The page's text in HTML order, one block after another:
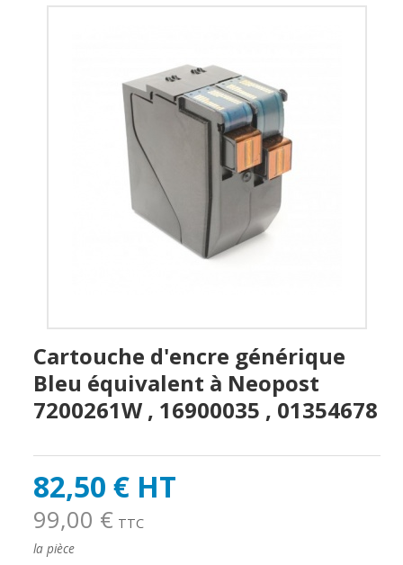
Cartouche d'encre générique
Bleu équivalent à Neopost
7200261W , 16900035 , 01354678
82,50 € HT
99,00 € TTC
la pièce